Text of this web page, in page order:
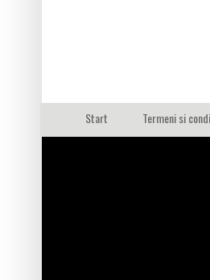
Start Termeni si